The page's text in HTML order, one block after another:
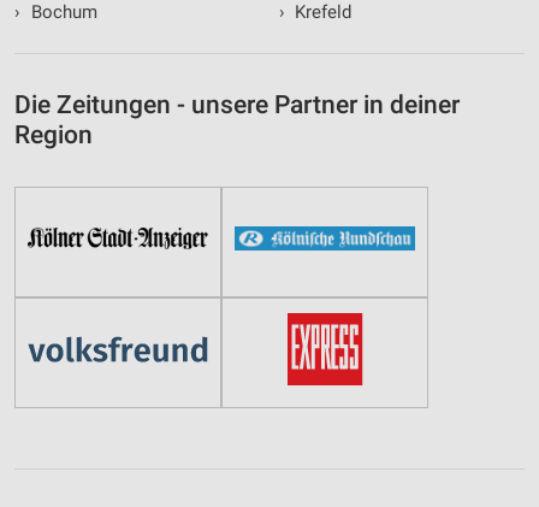
›
Bochum
› Krefeld
Die Zeitungen - unsere Partner in deiner
Region